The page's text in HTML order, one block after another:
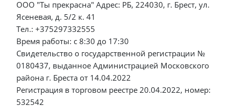
ООО "Ты прекрасна" Адрес: РБ, 224030, г. Брест, ул.
Ясеневая, д. 5/2 к. 41
Тел.: +375297332555
Время работы: с 8:30 до 17:30
Свидетельство о государственной регистрации №
0180437, выданное Администрацией Московского
района г. Бреста от 14.04.2022
Регистрация в торговом реестре 20.04.2022, номер:
532542